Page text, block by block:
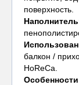
поверхность.
Наполнитель
балкон /
HoReCa.
Особенности